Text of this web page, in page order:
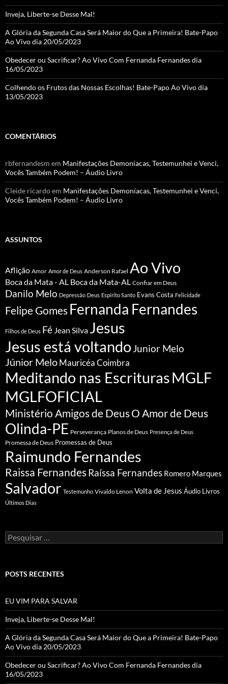
el
Inveja, Liberte-se Desse Mal!
A Glória da Segunda Casa Será Maior do Que a Primeira! Bate-Papo
Ao Vivo dia 20/05/2023
Obedecer ou Sacrificar? Ao Vivo Com Fernanda Fernandes dia
16/05/2023
Colhendo os Frutos das Nossas Escolhas! Bate-Papo Ao Vivo dia
13/05/2023
COMENTÁRIOS
rbfernandesm em Manifestações Demoníacas, Testemunhei e Venci,
Vocês Também Podem! – Áudio Livro
Cleide ricardoem Manifestações Demoníacas, Testemunhei e Venci,
Vocês Também Podem! – Áudio Livro
ASSUNTOS
Aflição Amor Amor de Deus Anderson Rafael Ao Vivo
Boca da Mata - AL Boca da Mata-AL Confiar em Deus
Danilo Melo Depressão Deus Espírito Santo Evans Costa Felicidade
Felipe Gomes Fernanda Fernandes
Filhos de Deus Fé Jean Silva Jesus
Jesus está voltando Junior Melo
Júnior Melo Mauricéa Coimbra
Meditando nas EscriturasMGLF
MGLFOFICIAL
Ministério Amigos de DeusO Amor de Deus
Olinda-PE Perseverança Planos de Deus Presença de Deus
Promessa de Deus Promessas de Deus
Raimundo Fernandes
Raissa FernandesRaíssa Fernandes Romero Marques
Salvador Testemunho Vivaldo Lenon Volta de Jesus Áudio Livros
Últimos Dias
Pesquisar
por:
POSTS RECENTES
EU VIM PARA SALVAR
Inveja, Liberte-se Desse Mal!
A Glória da Segunda Casa Será Maior do Que a Primeira! Bate-Papo
Ao Vivo dia 20/05/2023
Obedecer ou Sacrificar? Ao Vivo Com Fernanda Fernandes dia
16/05/2023